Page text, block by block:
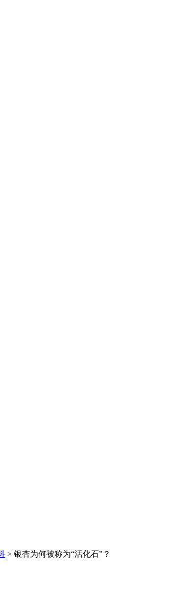
> 银杏为何被称为“活化石”？